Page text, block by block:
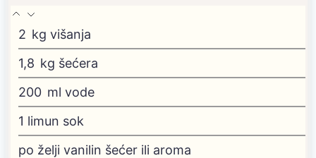
2 kg višanja
1,8 kg šećera
200 ml vode
1 limun sok
po želji vanilin šećer ili aroma